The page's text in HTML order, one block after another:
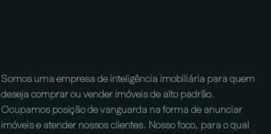
Somos uma empresa de inteligência imobiliária para quem
deseja comprar ou vender imóveis de alto padrão.
Ocupamos posição de vanguarda na forma de anunciar
imóveis e atender nossos clientes. Nosso foco, para o qual